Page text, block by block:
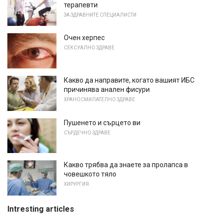
терапевти
ЗА ЗДРАВНИТЕ СПЕЦИАЛИСТИ
Очен херпес
СЕКСУАЛНО ЗДРАВЕ
Какво да направите, когато вашият ИБС
причинява анален фисури
ХРАНОСМИЛАТЕЛНО ЗДРАВЕ
Пушенето и сърцето ви
СЪРДЕЧНО ЗДРАВЕ
Какво трябва да знаете за пролапса в
човешкото тяло
ХИРУРГИЯ
Intresting articles